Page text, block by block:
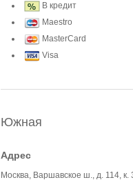
В кредит
Maestro
MasterCard
Visa
Южная
Адрес
Москва, Варшавское ш., д. 114, к.